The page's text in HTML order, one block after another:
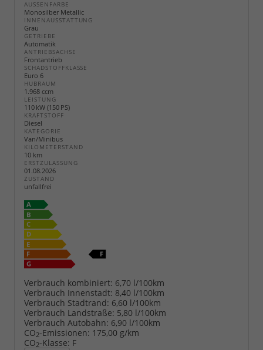
AUSSENFARBE
Monosilber Metallic
INNENAUSSTATTUNG
Grau
GETRIEBE
Automatik
ANTRIEBSACHSE
Frontantrieb
SCHADSTOFFKLASSE
Euro 6
HUBRAUM
1.968 ccm
LEISTUNG
110 kW (150 PS)
KRAFTSTOFF
Diesel
KATEGORIE
Van/Minibus
KILOMETERSTAND
10 km
ERSTZULASSUNG
01.08.2026
ZUSTAND
unfallfrei
Verbrauch kombiniert: 6,70 l/100km
Verbrauch Innenstadt: 8,40 l/100km
Verbrauch Stadtrand: 6,60 l/100km
Verbrauch Landstraße: 5,80 l/100km
Verbrauch Autobahn: 6,90 l/100km
CO2-Emissionen: 175,00 g/km
CO2-Klasse: F